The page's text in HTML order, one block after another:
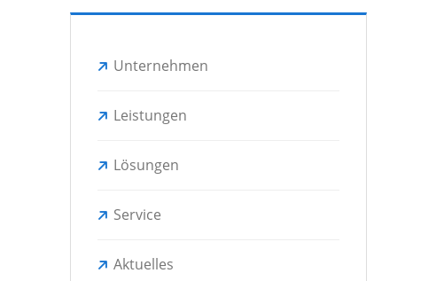
Unternehmen
Leistungen
Lösungen
Service
Aktuelles